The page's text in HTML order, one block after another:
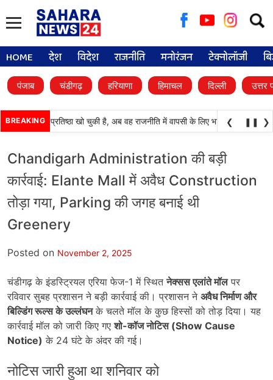
for:
HOME देश विदेश राजनीति मनोरंजन टेक्नोलॉजी
पंजाब चंडीगढ़ हरियाणा हिमाचल दिल्ली उत्तर
BREAKING
दल) अपनी प्रतिष्ठा खो चुकी है, अब वह राजनीति में वापसी के लिए भाजपा से समझौता
❮ ❚❚ ❯
Chandigarh Administration की बड़ी
कार्रवाई: Elante Mall में अवैध Construction
तोड़ा गया, Parking की जगह बनाई थी
Greenery
Posted on November 2, 2025
चंडीगढ़ के इंडस्ट्रियल एरिया फेज-1 में स्थितनेक्सस एलांते मॉलपर
रविवार सुबह प्रशासन ने बड़ी कार्रवाई की। प्रशासन ने अवैध निर्माण और
बिल्डिंग रूल्स के उल्लंघनके चलते मॉल के कुछ हिस्सों को तोड़ दिया। यह
कार्रवाई मॉल को जारी किए गएशो-कॉज नोटिस (Show Cause
Notice) के 24 घंटे के अंदर की गई।
नोटिस जारी हुआ था शनिवार को